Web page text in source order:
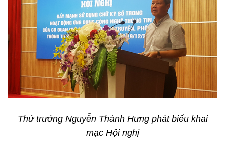
(Ghi rõ nguồn "https://mst.gov.vn" khi phát hành lại thông tin từ
Thứ trưởng Nguyễn Thành Hưng phát biểu khai
mạc Hội nghị